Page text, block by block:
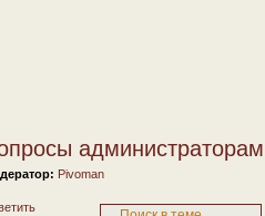
администраторам
Pivoman